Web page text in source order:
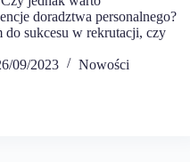
doradztwa personalnego?
do sukcesu w rekrutacji, czy
09/2023 Nowości